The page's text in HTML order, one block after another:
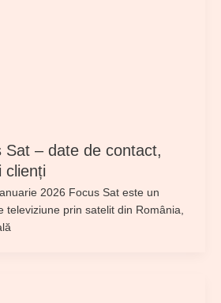
Sat – date de contact,
clienți
2026 Focus Sat este un
televiziune prin satelit din România,